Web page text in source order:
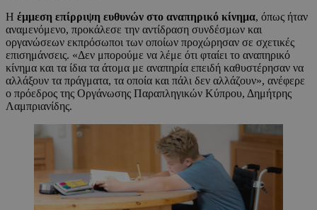
Η έμμεση επίρριψη ευθυνών στο αναπηρικό κίνημα, όπως ήταν
αναμενόμενο, προκάλεσε την αντίδραση συνδέσμων και
οργανώσεων εκπρόσωποι των οποίων προχώρησαν σε σχετικές
επισημάνσεις. «Δεν μπορούμε να λέμε ότι φταίει το αναπηρικό
κίνημα και τα ίδια τα άτομα με αναπηρία επειδή καθυστέρησαν να
αλλάξουν τα πράγματα, τα οποία και πάλι δεν αλλάζουν», ανέφερε
ο πρόεδρος της Οργάνωσης Παραπληγικών Κύπρου, Δημήτρης
Λαμπριανίδης.